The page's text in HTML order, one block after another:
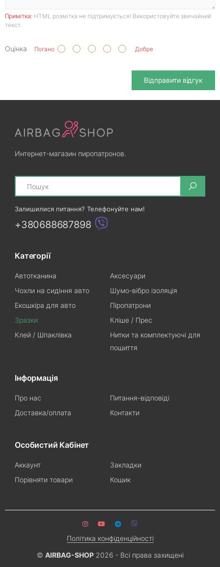
Примітка: HTML розмітка не підтримується! Використовуйте звичайний
текст.
Оцінка Погано Добре
Відправити відгук
Интернет-магазин пиропатронов.
Search
Залишилися питання? Телефонуйте нам!
+380688687898
Категорії
Автотканина
Аксесуари
Чохли на сидіння авто
Шумо-вібро ізоляція
Екошкіра для авто
Піропатрони
Зразки
Кліше / Прес
Клей / Шпаклівка
Нитки та комплектуючі для
пошиття
Інформація
Про нас
Питання-відповіді
Доставка/оплата
Контакти
Особистий Кабінет
Аккаунт
Закладки
Порівняти товари
Кошик
© AIRBAG-SHOP2026 - Всі права захищені
Політика конфіденційності